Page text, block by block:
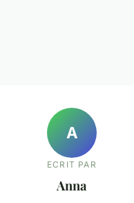
A
ECRIT PAR
Anna